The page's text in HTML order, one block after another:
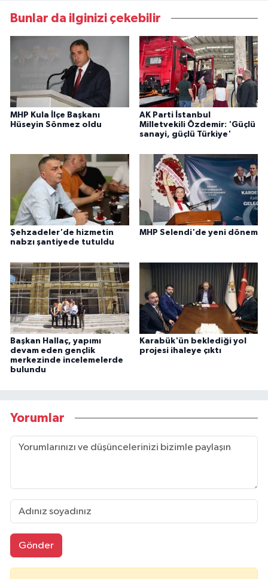
Bunlar da ilginizi çekebilir
MHP Kula İlçe Başkanı
Hüseyin Sönmez oldu
AK Parti İstanbul
Milletvekili Özdemir: 'Güçlü
sanayi, güçlü Türkiye'
Şehzadeler'de hizmetin
nabzı şantiyede tutuldu
MHP Selendi'de yeni dönem
Başkan Hallaç, yapımı
devam eden gençlik
merkezinde incelemelerde
bulundu
Karabük'ün beklediği yol
projesi ihaleye çıktı
Yorumlar
Gönder